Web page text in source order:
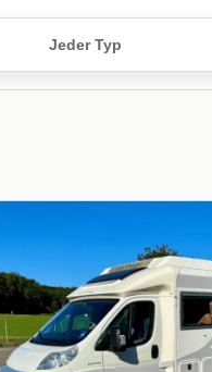
Jeder Typ